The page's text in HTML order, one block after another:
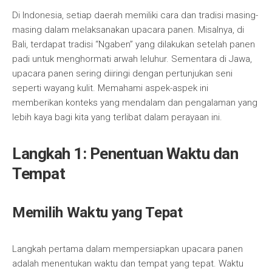
Di Indonesia, setiap daerah memiliki cara dan tradisi masing-
masing dalam melaksanakan upacara panen. Misalnya, di
Bali, terdapat tradisi “Ngaben” yang dilakukan setelah panen
padi untuk menghormati arwah leluhur. Sementara di Jawa,
upacara panen sering diiringi dengan pertunjukan seni
seperti wayang kulit. Memahami aspek-aspek ini
memberikan konteks yang mendalam dan pengalaman yang
lebih kaya bagi kita yang terlibat dalam perayaan ini.
Langkah 1: Penentuan Waktu dan
Tempat
Memilih Waktu yang Tepat
Langkah pertama dalam mempersiapkan upacara panen
adalah menentukan waktu dan tempat yang tepat. Waktu